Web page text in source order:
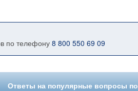
по телефону 8 800 550 69 09
Ответы на популярные вопросы по